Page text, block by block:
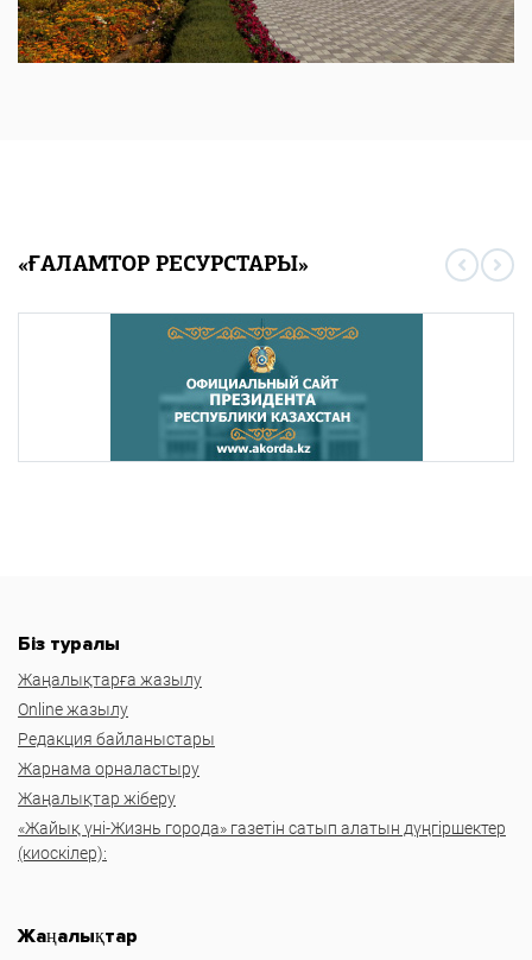
«ҒАЛАМТОР РЕСУРСТАРЫ»
Біз туралы
Жаңалықтарға жазылу
Online жазылу
Редакция байланыстары
Жарнама орналастыру
Жаңалықтар жіберу
«Жайық үні-Жизнь города» газетін сатып алатын дүңгіршектер
(киоскілер):
Жаңалықтар